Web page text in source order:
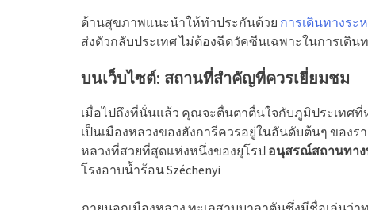
ด้านสุขภาพแนะนำให้ทำประกันด้วย การเดินทางระ
ส่งตัวกลับประเทศ ไม่ต้องฉีดวัคซีนเฉพาะในการเดิน
บนเว็บไซต์: สถานที่สำคัญที่ควรเยี่ยมชม
เมื่อไปถึงที่นั่นแล้ว คุณจะตื่นตาตื่นใจกับภูมิประเทศ
เป็นเมืองหลวงของฮังการีควรอยู่ในอันดับต้นๆ ของ
หลวงที่สวยที่สุดแห่งหนึ่งของยุโรป อนุสรณ์สถานทาง
โรงอาบน้ำร้อน Széchenyi